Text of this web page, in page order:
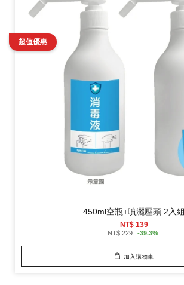
450ml空瓶+噴灑壓頭 2入組
NT$ 139
NT$ 229 -39.3%
加入購物車